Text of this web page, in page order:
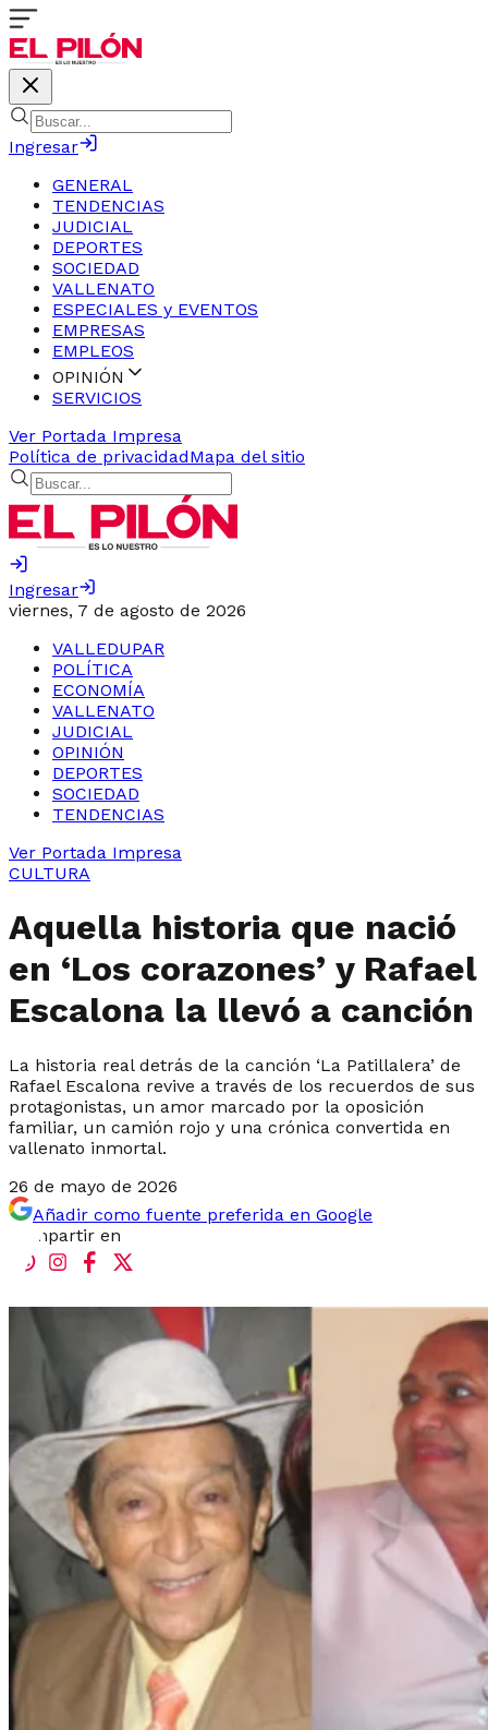
Ingresar
GENERAL
TENDENCIAS
JUDICIAL
DEPORTES
SOCIEDAD
VALLENATO
ESPECIALES y EVENTOS
EMPRESAS
EMPLEOS
OPINIÓN
SERVICIOS
Ver Portada Impresa
Política de privacidadMapa del sitio
Ingresar
viernes, 7 de agosto de 2026
VALLEDUPAR
POLÍTICA
ECONOMÍA
VALLENATO
JUDICIAL
OPINIÓN
DEPORTES
SOCIEDAD
TENDENCIAS
Ver Portada Impresa
CULTURA
Aquella historia que nació
en ‘Los corazones’ y Rafael
Escalona la llevó a canción
La historia real detrás de la canción ‘La Patillalera’ de
Rafael Escalona revive a través de los recuerdos de sus
protagonistas, un amor marcado por la oposición
familiar, un camión rojo y una crónica convertida en
vallenato inmortal.
26 de mayo de 2026
Añadir como fuente preferida en Google
Compartir en